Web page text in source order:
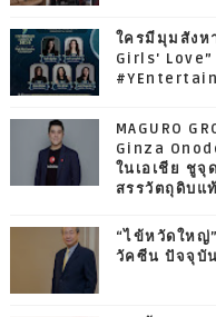
ใครมีมุมสังห
Girls' Love”
MAGURO
Ginza
ในเอเชีย ชู
สรรวัตถุดิบแ
“ไข้หวัดใหญ่
วัคซีน ปัจจุบั